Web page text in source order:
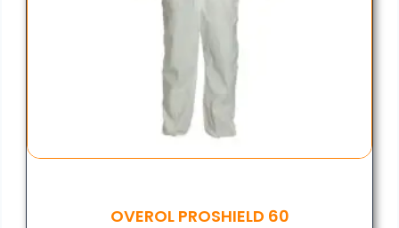
OVEROL PROSHIELD 60